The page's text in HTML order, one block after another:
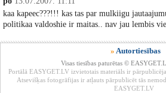
kaa kapeec???!!! kas tas par mulkiigu
politikaa valdoshie ir maitas.. nav jau lembis
» Autortiesības
Visas tiesības paturētas ©
Portālā EASYGET.LV izvietotais materiāls ir
Atsevišķas fotogrāfijas ir atļauts pārpublicēt tās
EASYGET.LV